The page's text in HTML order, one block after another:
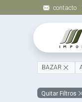
contacto
BAZAR
Quitar Filtros